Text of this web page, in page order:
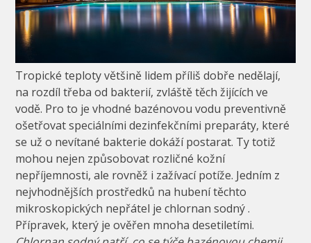
Tropické teploty většině lidem příliš dobře nedělají,
na rozdíl třeba od bakterií, zvláště těch žijících ve
vodě. Pro to je vhodné bazénovou vodu preventivně
ošetřovat speciálními dezinfekčními preparáty, které
se už o nevítané bakterie dokáží postarat. Ty totiž
mohou nejen způsobovat rozličné kožní
nepříjemnosti, ale rovněž i zažívací potíže. Jedním z
nejvhodnějších prostředků na hubení těchto
mikroskopických nepřátel je chlornan sodný.
Přípravek, který je ověřen mnoha desetiletími.